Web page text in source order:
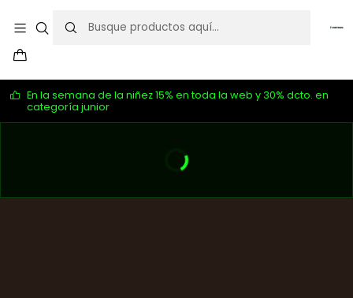
En la semana de la niñez 15% en toda la web y 30% dcto. en
categoría junior